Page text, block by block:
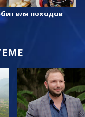
походов